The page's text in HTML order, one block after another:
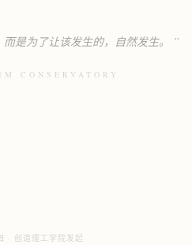
是为了让该发生的，自然发生。 ”
CONSERVATORY
· 创造理工学院发起